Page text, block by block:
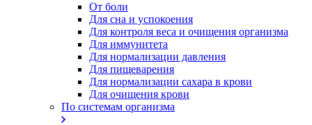
От боли
Для сна и успокоения
Для контроля веса и очищения организма
Для иммунитета
Для нормализации давления
Для пищеварения
Для нормализации сахара в крови
Для очищения крови
По системам организма